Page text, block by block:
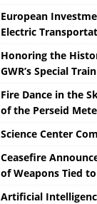
European
Electric
Honoring the
GWR’s Special
Fire Dance in the
of the Perseid
Science Center
Ceasefire
of Weapons Tied
Artificial